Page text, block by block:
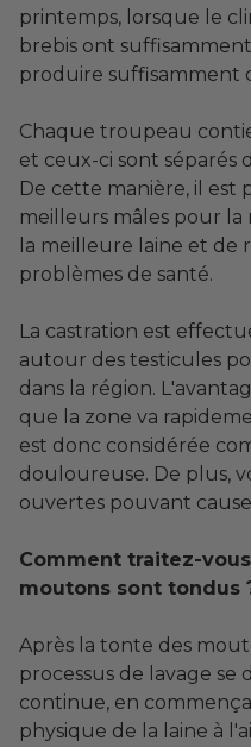
printemps, lorsque le
brebis ont
produire suffisamment
Chaque troupeau
et ceux-ci sont séparés
De cette manière, il est
meilleurs mâles pour
la meilleure laine et de
problèmes de santé.
La castration est
autour des testicules
dans la région.
que la zone va
est donc considérée
douloureuse. De plus,
ouvertes pouvant
Comment traitez-
moutons sont tondus
Après la tonte des
processus de lavage
continue, en
physique de la laine à